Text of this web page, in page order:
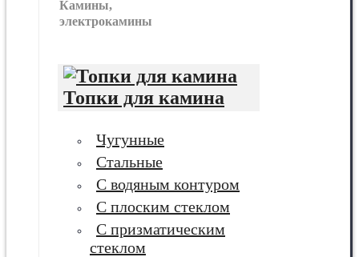
Камины,
электрокамины
Топки для камина
Чугунные
Стальные
С водяным контуром
С плоским стеклом
С призматическим
стеклом